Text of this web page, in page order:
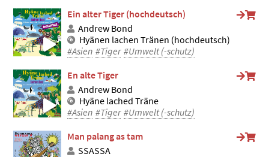
Ein alter Tiger (hochdeutsch)
Andrew Bond
Hyänen lachen Tränen (hochdeutsch)
#Asien #Tiger #Umwelt (-schutz)
En alte Tiger
Andrew Bond
Hyäne lached Träne
#Asien #Tiger #Umwelt (-schutz)
Man palang as tam
SSASSA